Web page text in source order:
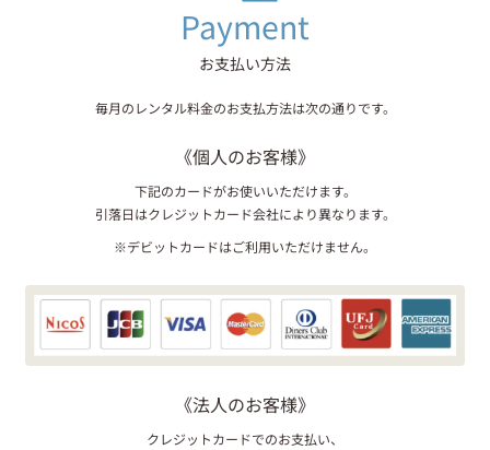
Payment
お支払い方法
毎月のレンタル料金のお支払方法は次の通りです。
《個人のお客様》
下記のカードがお使いいただけます。
引落日はクレジットカード会社により異なります。
※デビットカードはご利用いただけません。
《法人のお客様》
クレジットカードでのお支払い、